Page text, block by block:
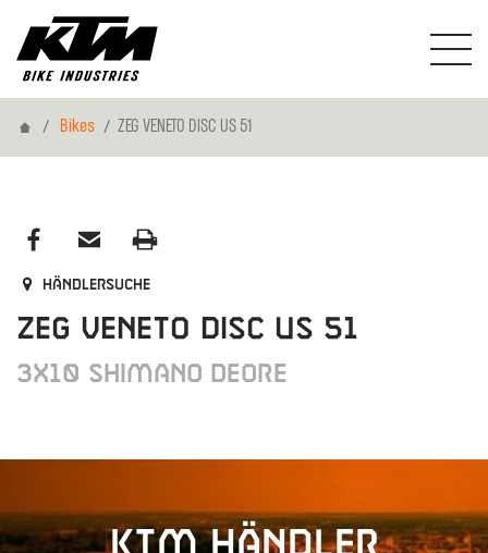
HomeBikes ZEG VENETO DISC US 51
Händlersuche
ZEG VENETO DISC US 51
3X10 SHIMANO DEORE
KTM Händler